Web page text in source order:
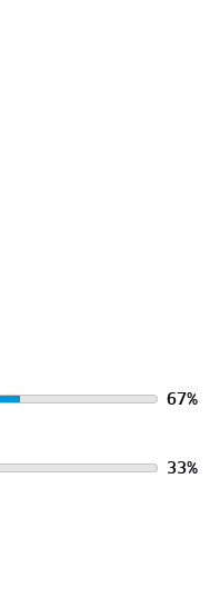
regels voordat je
op de fiets, tijdens
en is geschikt
leeftijden. Dankzij
waardoor het
te worden. Het
ISO 17353:2020
voor reflecterend
67%
33%